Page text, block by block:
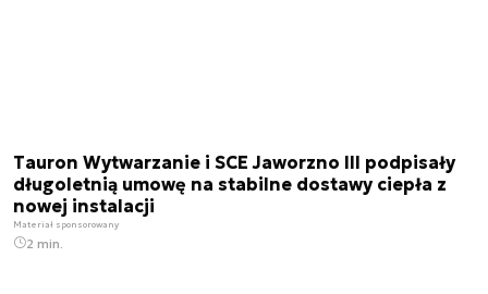
Tauron Wytwarzanie i SCE Jaworzno III podpisały
długoletnią umowę na stabilne dostawy ciepła z
nowej instalacji
Materiał sponsorowany
2 min.